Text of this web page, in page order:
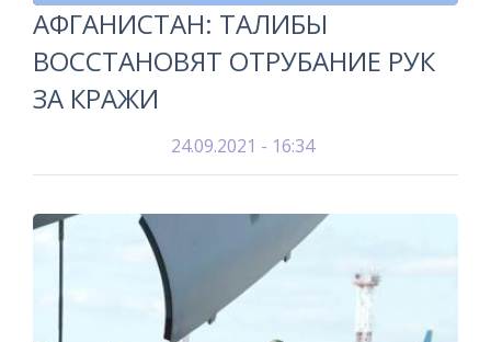
АФГАНИСТАН: ТАЛИБЫ
ВОССТАНОВЯТ ОТРУБАНИЕ РУК
ЗА КРАЖИ
24.09.2021 - 16:34